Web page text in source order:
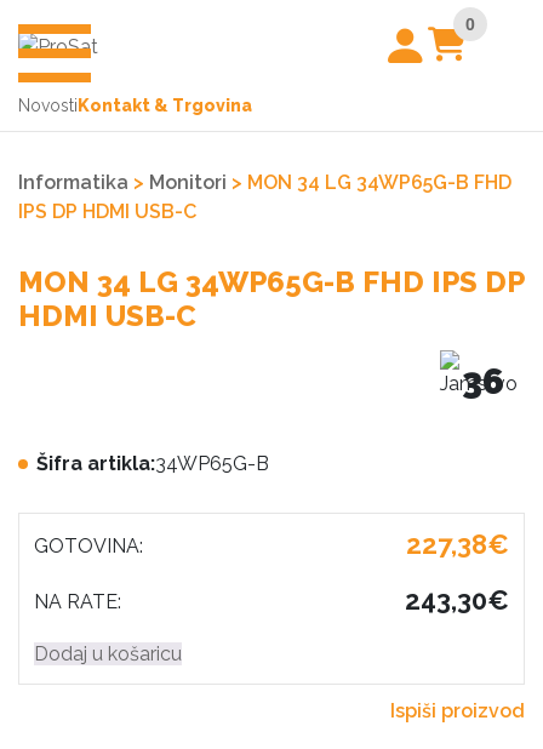
0
Novosti Kontakt & Trgovina
Informatika > Monitori > MON 34 LG 34WP65G-B FHD
IPS DP HDMI USB-C
MON 34 LG 34WP65G-B FHD IPS DP
HDMI USB-C
Šifra artikla:34WP65G-B
GOTOVINA: 227,38€
NA RATE: 243,30€
Dodaj u košaricu
Ispiši proizvod
36